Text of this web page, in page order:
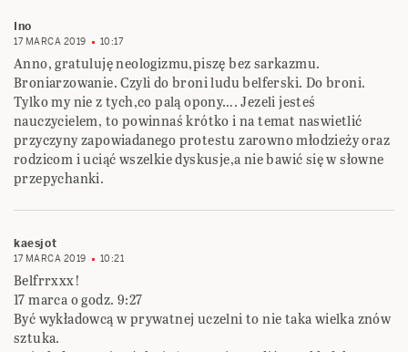
Ino
17 MARCA 2019 10:17
Anno, gratuluję neologizmu,piszę bez sarkazmu.
Broniarzowanie. Czyli do broni ludu belferski. Do broni.
Tylko my nie z tych,co palą opony…. Jezeli jesteś
nauczycielem, to powinnaś krótko i na temat naswietlić
przyczyny zapowiadanego protestu zarowno młodzieży oraz
rodzicom i uciąć wszelkie dyskusje,a nie bawić się w słowne
przepychanki.
kaesjot
17 MARCA 2019 10:21
Belfrrxxx!
17 marca o godz. 9:27
Być wykładowcą w prywatnej uczelni to nie taka wielka znów
sztuka.